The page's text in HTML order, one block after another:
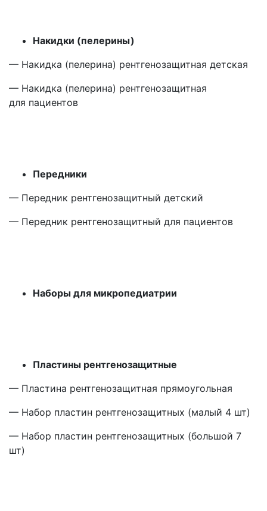
Накидки (пелерины)
— Накидка (пелерина) рентгенозащитная детская
— Накидка (пелерина) рентгенозащитная
для пациентов
Передники
— Передник рентгенозащитный детский
— Передник рентгенозащитный для пациентов
Наборы для микропедиатрии
Пластины рентгенозащитные
— Пластина рентгенозащитная прямоугольная
— Набор пластин рентгенозащитных (малый 4 шт)
— Набор пластин рентгенозащитных (большой 7
шт)